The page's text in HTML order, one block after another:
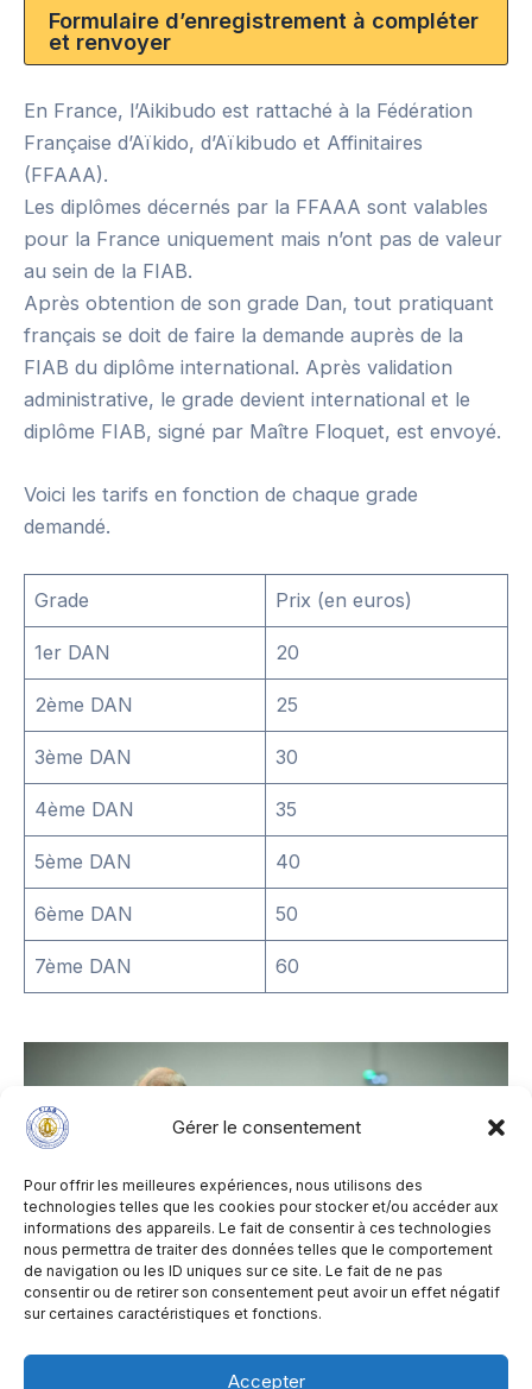
Gérer le consentement
Pour offrir les meilleures expériences, nous utilisons des
technologies telles que les cookies pour stocker et/ou accéder aux
informations des appareils. Le fait de consentir à ces technologies
nous permettra de traiter des données telles que le comportement
de navigation ou les ID uniques sur ce site. Le fait de ne pas
consentir ou de retirer son consentement peut avoir un effet négatif
sur certaines caractéristiques et fonctions.
Accepter
Formulaire d’enregistrement à compléter
et renvoyer
En France, l’Aikibudo est rattaché à la Fédération
Française d’Aïkido, d’Aïkibudo et Affinitaires
(FFAAA).
Les diplômes décernés par la FFAAA sont valables
pour la France uniquement mais n’ont pas de valeur
au sein de la FIAB.
Après obtention de son grade Dan, tout pratiquant
français se doit de faire la demande auprès de la
FIAB du diplôme international. Après validation
administrative, le grade devient international et le
diplôme FIAB, signé par Maître Floquet, est envoyé.
Voici les tarifs en fonction de chaque grade
demandé.
Grade Prix (en euros)
1er DAN 20
2ème DAN 25
3ème DAN 30
4ème DAN 35
5ème DAN 40
6ème DAN 50
7ème DAN 60